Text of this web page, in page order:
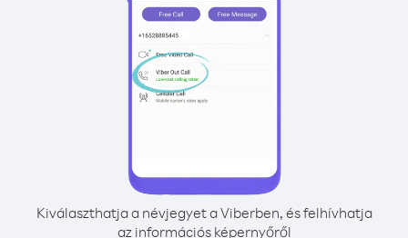
Kiválaszthatja a névjegyet a Viberben, és felhívhatja
az információs képernyőről